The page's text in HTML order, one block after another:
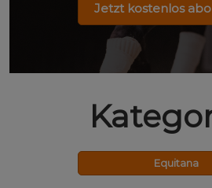
Jetzt kostenlos
Equitana